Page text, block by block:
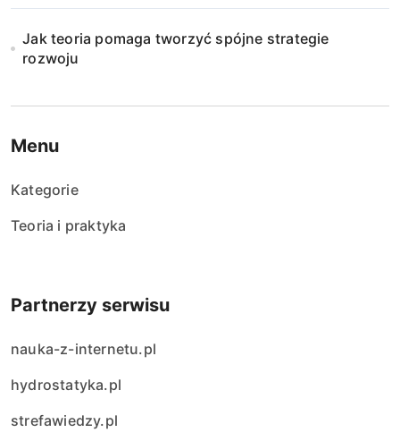
Jak teoria pomaga tworzyć spójne strategie
rozwoju
Menu
Kategorie
Teoria i praktyka
Partnerzy serwisu
nauka-z-internetu.pl
hydrostatyka.pl
strefawiedzy.pl